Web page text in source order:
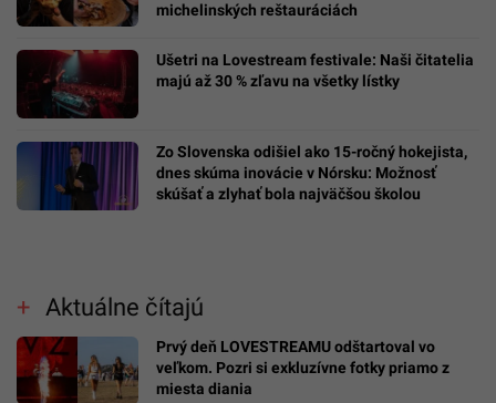
michelinských reštauráciách
Ušetri na Lovestream festivale: Naši čitatelia
majú až 30 % zľavu na všetky lístky
Zo Slovenska odišiel ako 15-ročný hokejista,
dnes skúma inovácie v Nórsku: Možnosť
skúšať a zlyhať bola najväčšou školou
Aktuálne čítajú
Prvý deň LOVESTREAMU odštartoval vo
veľkom. Pozri si exkluzívne fotky priamo z
miesta diania